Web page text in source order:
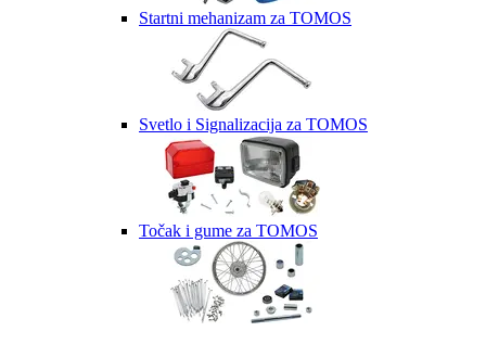
Startni mehanizam za TOMOS
Svetlo i Signalizacija za TOMOS
Točak i gume za TOMOS